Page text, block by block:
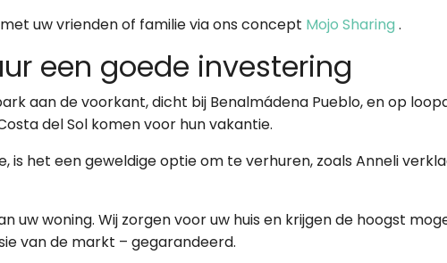
uw vrienden of familie via ons concept Mojo Sharing .
een goede investering
aan de voorkant, dicht bij Benalmádena Pueblo, en op
del Sol komen voor hun vakantie.
is het een geweldige optie om te verhuren, zoals Anneli
uw woning. Wij zorgen voor uw huis en krijgen de hoogst
van de markt – gegarandeerd.